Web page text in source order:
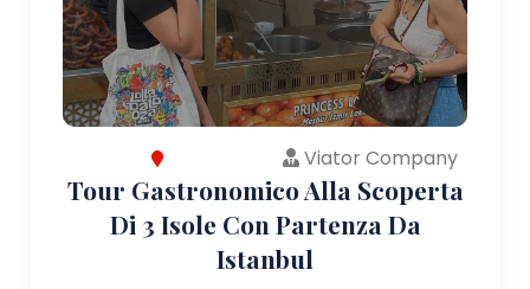
Viator Company
Tour Gastronomico Alla Scoperta
Di 3 Isole Con Partenza Da
Istanbul